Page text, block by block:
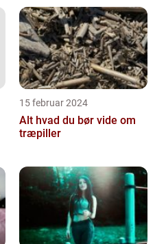
15 februar 2024
Alt hvad du bør vide om
træpiller